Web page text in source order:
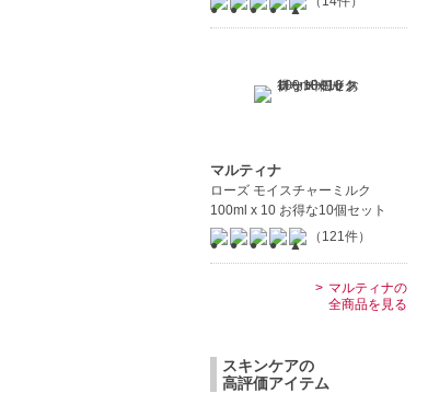
マルティナ
ローズ モイスチャーミルク
100ml x 10 お得な10個セット
（121件）
マルティナの
全商品を見る
スキンケアの
高評価アイテム